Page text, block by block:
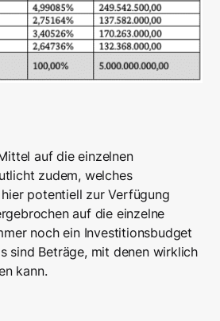
auf die einzelnen
zudem, welches
potentiell zur Verfügung
auf die einzelne
noch ein Investitionsbudget
sind Beträge, mit denen wirklich
kann.